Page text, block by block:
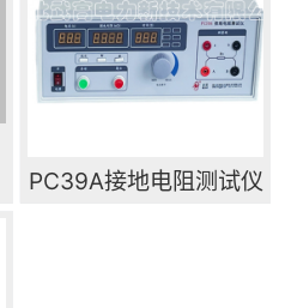
PC39A接地电阻测试仪